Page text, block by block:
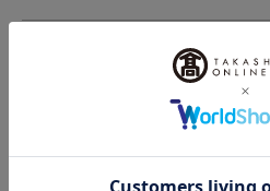
フレグランス